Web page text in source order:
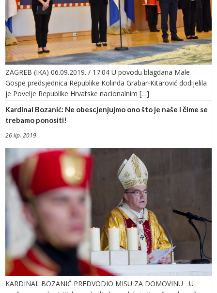
ZAGREB (IKA) 06.09.2019. / 17:04 U povodu blagdana Male
Gospe predsjednica Republike Kolinda Grabar-Kitarović dodijelila
je Povelje Republike Hrvatske nacionalnim […]
Kardinal Bozanić: Ne obescjenjujmo ono što je naše i čime se
trebamo ponositi!
26 lip. 2019
KARDINAL BOZANIĆ PREDVODIO MISU ZA DOMOVINU U